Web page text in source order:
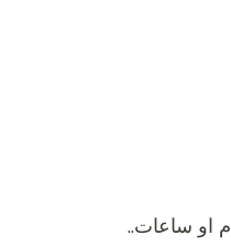
او ساعات..